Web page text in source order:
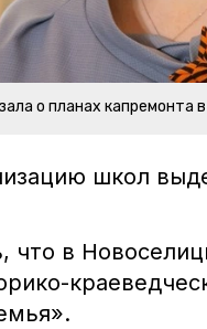
о планах капремонта
школ
что в